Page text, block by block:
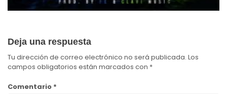
Deja una respuesta
Tu dirección de correo electrónico no será publicada. Los
campos obligatorios están marcados con *
Comentario *